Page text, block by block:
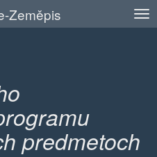
Zeměpis
predmetoch